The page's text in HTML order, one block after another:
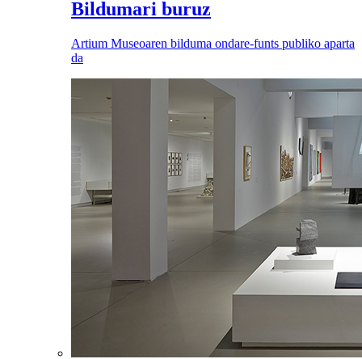
Bildumari buruz
Artium Museoaren bilduma ondare-funts publiko aparta
da